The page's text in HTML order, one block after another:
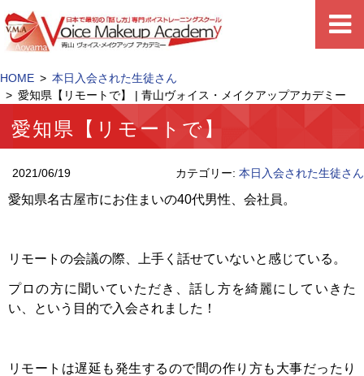
HOME
本日入会された生徒さん
愛知県【リモートで】 | 青山ヴォイス・メイクアップアカデミー
愛知県【リモートで】
2021/06/19 カテゴリー: 本日入会された生徒さん
愛知県名古屋市にお住まいの40代男性、会社員。
リモートの会議の際、上手く話せていないと感じている。
プロの方に聞いていただき、話し方を綺麗にしていきた
い、という目的で入会されました！
リモートは遅延も発生するので間の作り方も大事だったり